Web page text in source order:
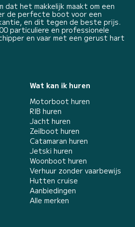
dat het makkelijk maakt om een
de perfecte boot voor een
en dit tegen de beste prijs.
particuliere en professionele
en vaar met een gerust hart
Wat kan ik huren
Motorboot huren
RIB huren
Jacht huren
Zeilboot huren
Catamaran huren
Jetski huren
Woonboot huren
Verhuur zonder vaarbewijs
Hutten cruise
Aanbiedingen
Alle merken